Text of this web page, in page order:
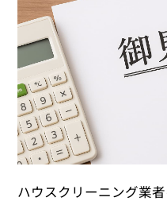
ハウスクリーニング業